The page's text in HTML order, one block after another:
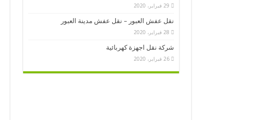
29 فبراير، 2020
نقل عفش العبور – نقل عفش مدينة العبور
28 فبراير، 2020
شركة نقل اجهزة كهربائية
26 فبراير، 2020